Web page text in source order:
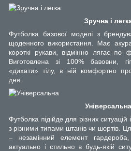
Зручна і
Футболка базової моделі з
щоденного використання. Має
короткі рукави, відмінно лягає по
Виготовлена зі 100% бавовни,
«дихати» тілу, в ній комфортно
дня.
Універсальна
Футболка підійде для різних
з різними типами штанів чи шортів.
– незамінний елемент
актуально і стильно в будь-якій